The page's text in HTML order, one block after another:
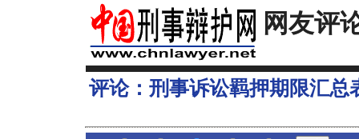
网友评
评论： 刑事诉讼羁押期限汇总